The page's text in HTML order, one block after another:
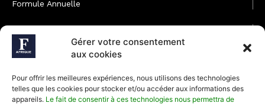
Gérer votre consentement
aux cookies
Pour offrir les meilleures expériences, nous utilisons des technologies
telles que les cookies pour stocker et/ou accéder aux informations des
appareils. Le fait de consentir à ces technologies nous permettra de
Formule Annuelle
JOINDRE L'ÉQUIPE
Rédaction
Développement commercial
Communiquer avec Forbes Afrique